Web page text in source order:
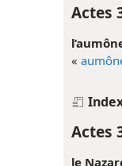
Actes
«
Actes
le